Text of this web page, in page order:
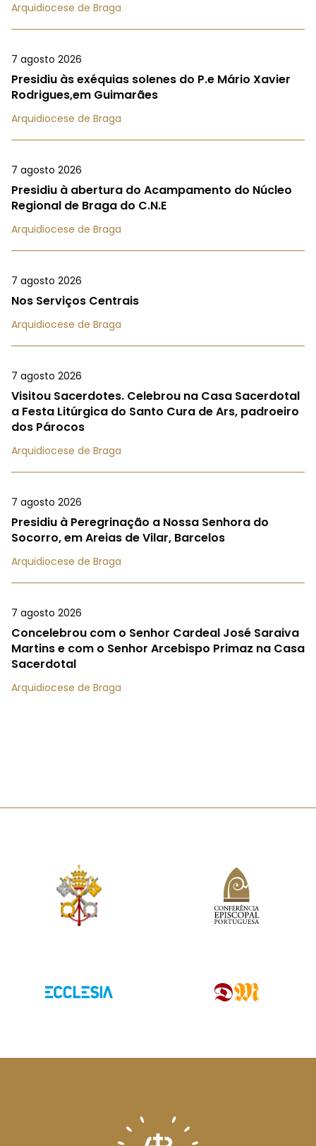
Arquidiocese de Braga
7 agosto 2026
Presidiu às exéquias solenes do P.e Mário Xavier
Rodrigues,em Guimarães
Arquidiocese de Braga
7 agosto 2026
Presidiu à abertura do Acampamento do Núcleo
Regional de Braga do C.N.E
Arquidiocese de Braga
7 agosto 2026
Nos Serviços Centrais
Arquidiocese de Braga
7 agosto 2026
Visitou Sacerdotes. Celebrou na Casa Sacerdotal
a Festa Litúrgica do Santo Cura de Ars, padroeiro
dos Párocos
Arquidiocese de Braga
7 agosto 2026
Presidiu à Peregrinação a Nossa Senhora do
Socorro, em Areias de Vilar, Barcelos
Arquidiocese de Braga
7 agosto 2026
Concelebrou com o Senhor Cardeal José Saraiva
Martins e com o Senhor Arcebispo Primaz na Casa
Sacerdotal
Arquidiocese de Braga